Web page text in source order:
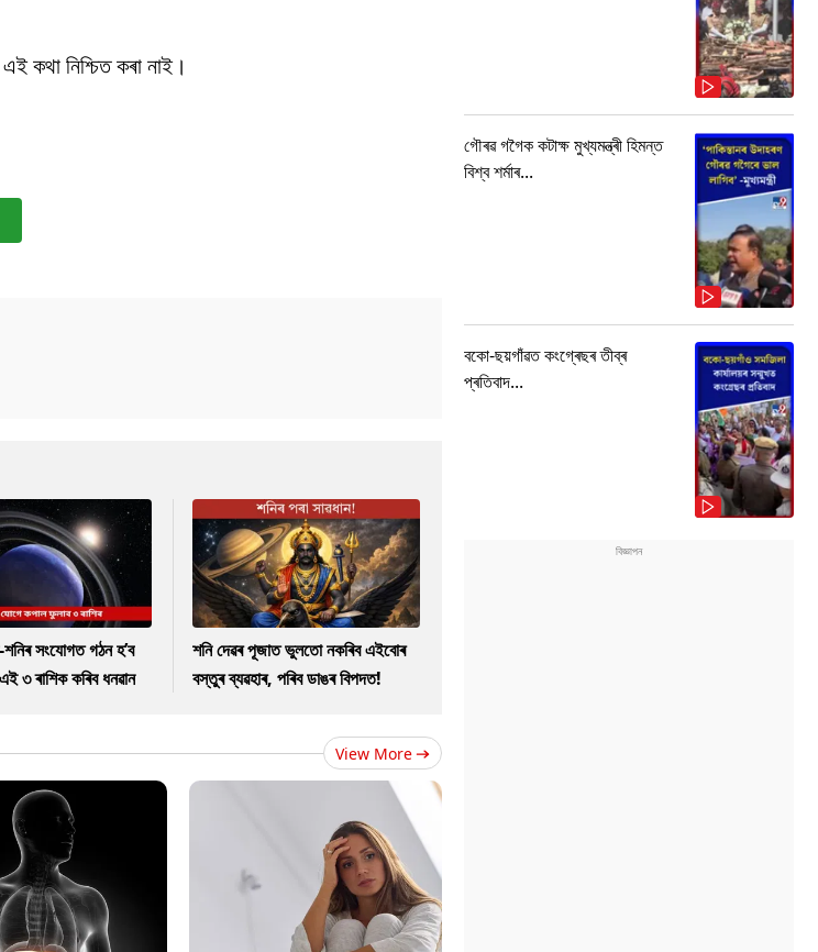
কথা নিশ্চিত কৰা নাই।
সংযোগত গঠন হ’ব
৩ ৰাশিক কৰিব ধনৱান
শনি দেৱৰ পূজাত ভুলতো নকৰিব এইবোৰ
বস্তুৰ ব্যৱহাৰ, পৰিব ডাঙৰ বিপদত!
View More
গৌৰৱ গগৈক কটাক্ষ মুখ্যমন্ত্ৰী হিমন্ত
বিশ্ব শৰ্মাৰ...
বকো-ছয়গাঁৱত কংগ্ৰেছৰ তীব্ৰ
প্ৰতিবাদ...